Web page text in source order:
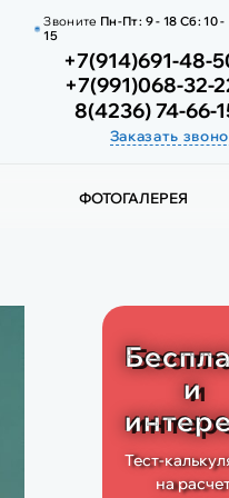
Звоните Пн-Пт: 9 - 18 Сб:10 -
15
+7(914)691-48-
+7(991)068-32-
8(4236) 74-66-
Заказать
ФОТОГАЛЕРЕЯ
и
Тест-
на